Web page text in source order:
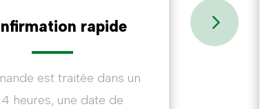
rapide
est traitée dans un
heures, une date de
5